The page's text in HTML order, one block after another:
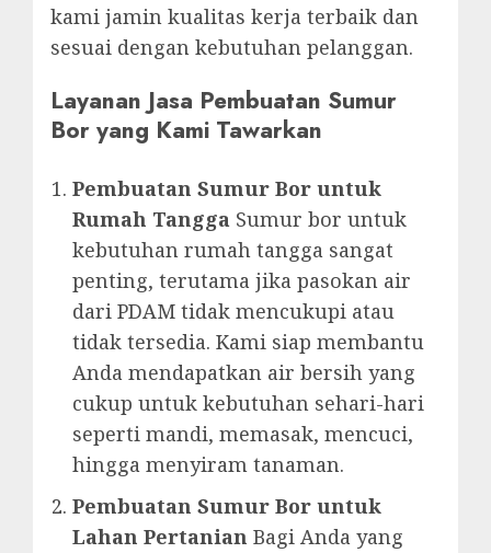
kami jamin kualitas kerja terbaik dan
sesuai dengan kebutuhan pelanggan.
Layanan Jasa Pembuatan Sumur
Bor yang Kami Tawarkan
Pembuatan Sumur Bor untuk
Rumah Tangga Sumur bor untuk
kebutuhan rumah tangga sangat
penting, terutama jika pasokan air
dari PDAM tidak mencukupi atau
tidak tersedia. Kami siap membantu
Anda mendapatkan air bersih yang
cukup untuk kebutuhan sehari-hari
seperti mandi, memasak, mencuci,
hingga menyiram tanaman.
Pembuatan Sumur Bor untuk
Lahan Pertanian Bagi Anda yang